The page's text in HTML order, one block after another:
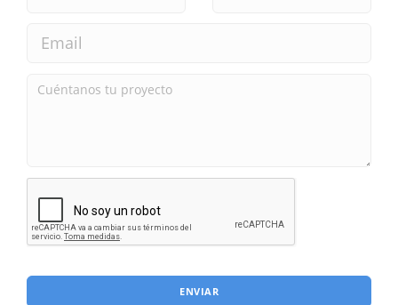
ENVIAR